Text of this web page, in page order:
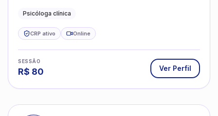
Psicóloga clínica
CRP ativo Online
SESSÃO
R$ 80 Ver Perfil